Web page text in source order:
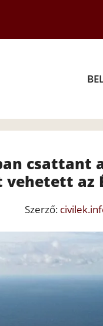
csattant
vehetett az
Szerző: